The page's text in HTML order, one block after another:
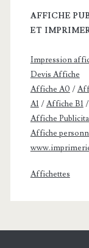
AFFICHE
ET
Impression
Devis Affiche
Affiche A0 /
A1 /Affiche B1 /
Affiche
Affiche
Affichettes